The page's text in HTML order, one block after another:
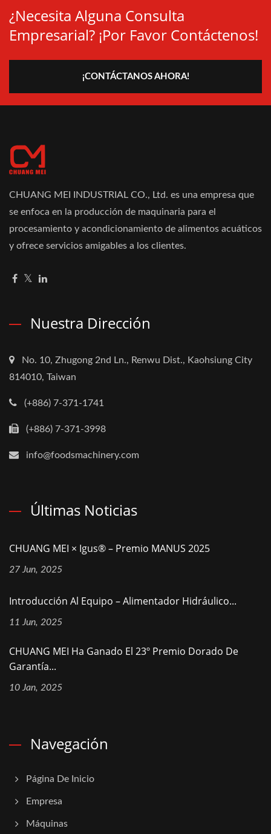
¿Necesita Alguna Consulta
Empresarial? ¡Por Favor Contáctenos!
¡CONTÁCTANOS AHORA!
CHUANG MEI INDUSTRIAL CO., Ltd. es una empresa que
se enfoca en la producción de maquinaria para el
procesamiento y acondicionamiento de alimentos acuáticos
y ofrece servicios amigables a los clientes.
Nuestra Dirección
No. 10, Zhugong 2nd Ln., Renwu Dist., Kaohsiung City
814010, Taiwan
(+886) 7-371-1741
(+886) 7-371-3998
info@foodsmachinery.com
Últimas Noticias
CHUANG MEI × Igus® – Premio MANUS 2025
27 Jun, 2025
Introducción Al Equipo – Alimentador Hidráulico...
11 Jun, 2025
CHUANG MEI Ha Ganado El 23º Premio Dorado De
Garantía...
10 Jan, 2025
Navegación
Página De Inicio
Empresa
Máquinas